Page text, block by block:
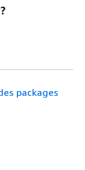
packages